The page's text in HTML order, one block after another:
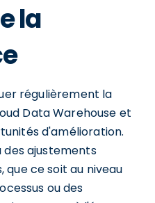
la
régulièrement la
Data Warehouse et
d'amélioration.
des ajustements
ce soit au niveau
ou des